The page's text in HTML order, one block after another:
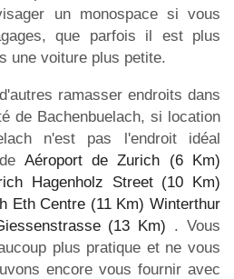
un monospace si vous
que parfois il est plus
une voiture plus petite.
ramasser endroits dans
de Bachenbuelach, si location
n'est pas l'endroit idéal
Aéroport de Zurich (6 Km)
Hagenholz Street (10 Km)
Eth Centre (11 Km) Winterthur
(13 Km) . Vous
plus pratique et ne vous
encore vous fournir avec